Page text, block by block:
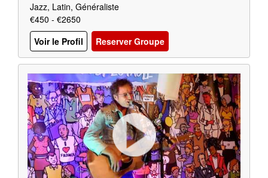
Jazz, Latin, Généraliste
€450 - €2650
Voir le Profil
Reserver Groupe